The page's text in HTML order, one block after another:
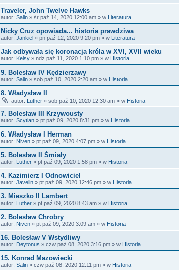
Traveler, John Twelve Hawks
autor: Salin » śr paź 14, 2020 12:00 am » w Literatura
Nicky Cruz opowiada... historia prawdziwa
autor: Jankiel » pn paź 12, 2020 9:20 pm » w Literatura
Jak odbywała się koronacja króla w XVI, XVII wieku
autor: Keisy » ndz paź 11, 2020 1:10 pm » w Historia
9. Bolesław IV Kędzierzawy
autor: Salin » sob paź 10, 2020 2:20 am » w Historia
8. Władysław II
autor: Luther » sob paź 10, 2020 12:30 am » w Historia
7. Bolesław III Krzywousty
autor: Scytian » pt paź 09, 2020 8:31 pm » w Historia
6. Władysław I Herman
autor: Niven » pt paź 09, 2020 4:07 pm » w Historia
5. Bolesław II Śmiały
autor: Luther » pt paź 09, 2020 1:58 pm » w Historia
4. Kazimierz I Odnowiciel
autor: Javelin » pt paź 09, 2020 12:46 pm » w Historia
3. Mieszko II Lambert
autor: Luther » pt paź 09, 2020 8:43 am » w Historia
2. Bolesław Chrobry
autor: Niven » pt paź 09, 2020 3:09 am » w Historia
16. Bolesław V Wstydliwy
autor: Deytonus » czw paź 08, 2020 3:16 pm » w Historia
15. Konrad Mazowiecki
autor: Salin » czw paź 08, 2020 12:11 pm » w Historia